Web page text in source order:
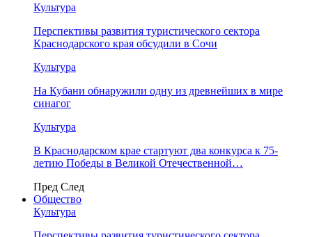
Культура
Перспективы развития туристического сектора
Краснодарского края обсудили в Сочи
Культура
На Кубани обнаружили одну из древнейших в мире
синагог
Культура
В Краснодарском крае стартуют два конкурса к 75-
летию Победы в Великой Отечественной…
Пред След
Общество
Культура